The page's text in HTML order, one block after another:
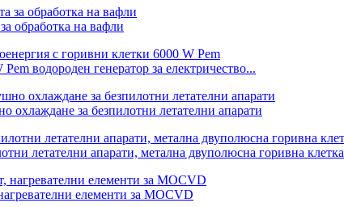
обработка на вафли
водороден генератор за електричество...
охлаждане за безпилотни летателни апарати
летателни апарати, метална двуполюсна горивна клетка
елементи за MOCVD